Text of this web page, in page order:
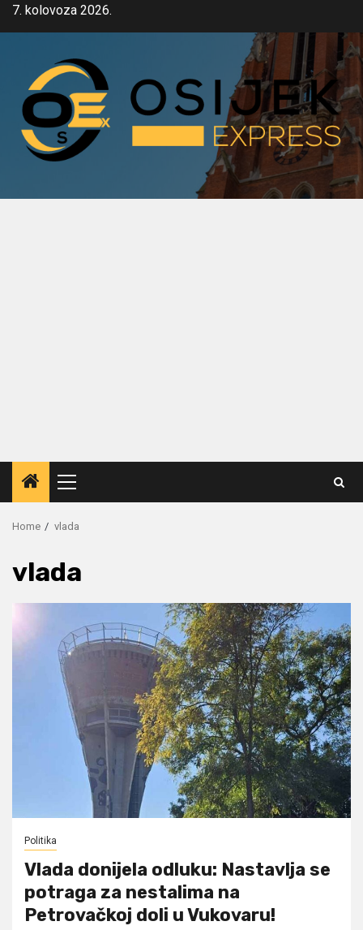
Skip7. kolovoza 2026.
Primary
Menu
Home vlada
vlada
Politika
Vlada donijela odluku: Nastavlja se
potraga za nestalima na
Petrovačkoj doli u Vukovaru!